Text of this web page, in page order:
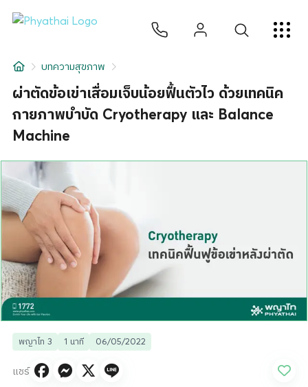
เกี่ยวกับเรา
สาขาโรงพยาบาล
บทความสุขภาพ
ผ่าตัดข้อเข่าเสื่อมเจ็บน้อยฟื้นตัวไว ด้วยเทคนิค
กายภาพบำบัด Cryotherapy และ Balance
Machine
พญาไท 3 1 นาที 06/05/2022
แชร์